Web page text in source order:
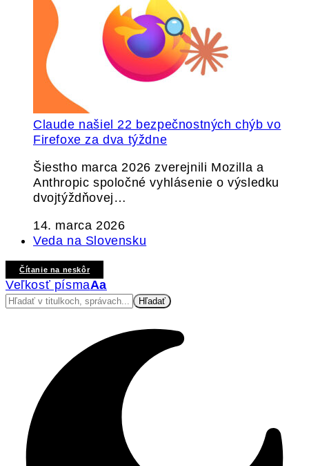
Claude našiel 22 bezpečnostných chýb vo
Firefoxe za dva týždne
Šiestho marca 2026 zverejnili Mozilla a
Anthropic spoločné vyhlásenie o výsledku
dvojtýždňovej…
14. marca 2026
Veda na Slovensku
Čítanie na neskôr
Veľkosť písmaAa